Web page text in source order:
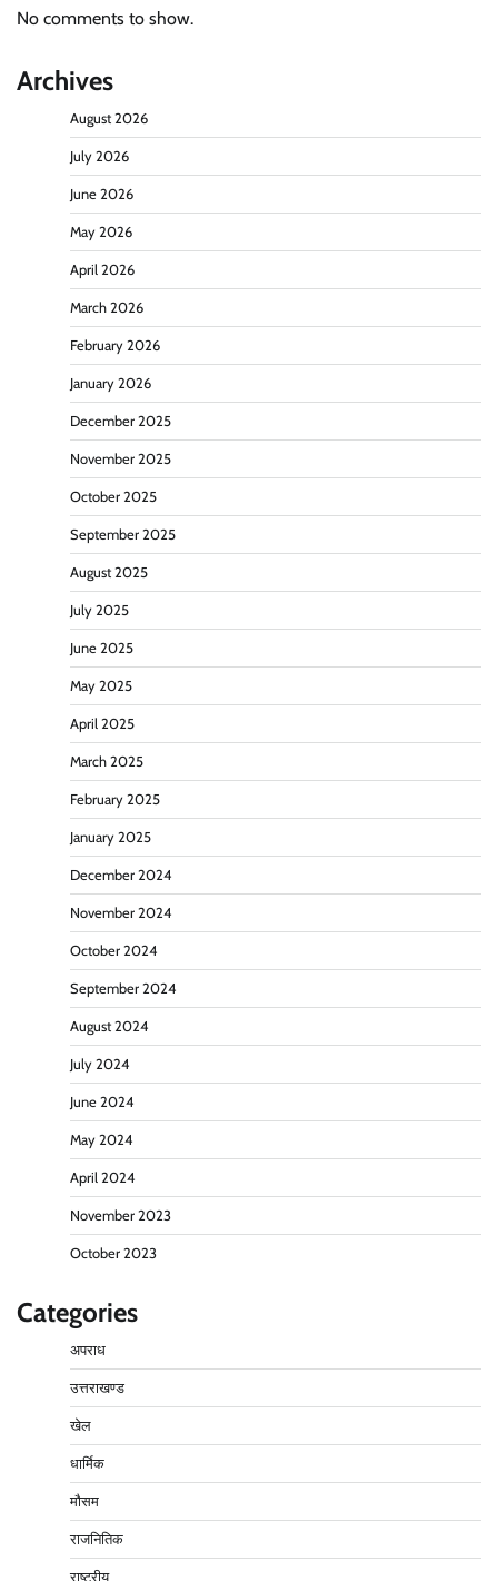
No comments to show.
Archives
August 2026
July 2026
June 2026
May 2026
April 2026
March 2026
February 2026
January 2026
December 2025
November 2025
October 2025
September 2025
August 2025
July 2025
June 2025
May 2025
April 2025
March 2025
February 2025
January 2025
December 2024
November 2024
October 2024
September 2024
August 2024
July 2024
June 2024
May 2024
April 2024
November 2023
October 2023
Categories
अपराध
उत्तराखण्ड
खेल
धार्मिक
मौसम
राजनितिक
राष्ट्रीय